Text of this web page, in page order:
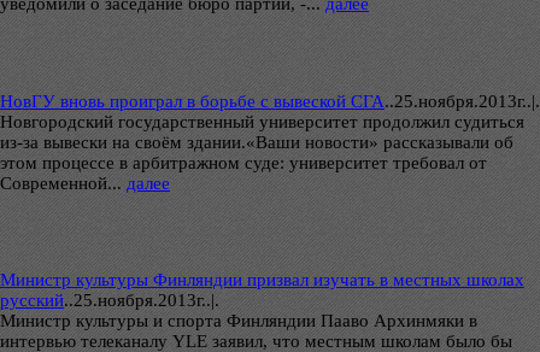
уведомили о заседание бюро партии, -... далее
НовГУ вновь проиграл в борьбе с вывеской СГА..25.ноября.2013г..|.
Новгородский государственный университет продолжил судиться
из-за вывески на своём здании.«Ваши новости» рассказывали об
этом процессе в арбитражном суде: университет требовал от
Современной... далее
Министр культуры Финляндии призвал изучать в местных школах
русский..25.ноября.2013г..|.
Министр культуры и спорта Финляндии Пааво Архинмяки в
интервью телеканалу YLE заявил, что местным школам было бы